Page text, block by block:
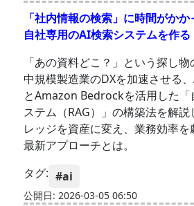
「社内情報の検索」に時間がか
自社専用のAI検索システムを作る
「あの資料どこ？」という探し物
中規模製造業のDXを加速させる
とAmazon Bedrockを活用した「
ステム（RAG）」の構築法を解
レッジを資産に変え、業務効率を
最新アプローチとは。
タグ: #ai
公開日: 2026-03-05 06:50